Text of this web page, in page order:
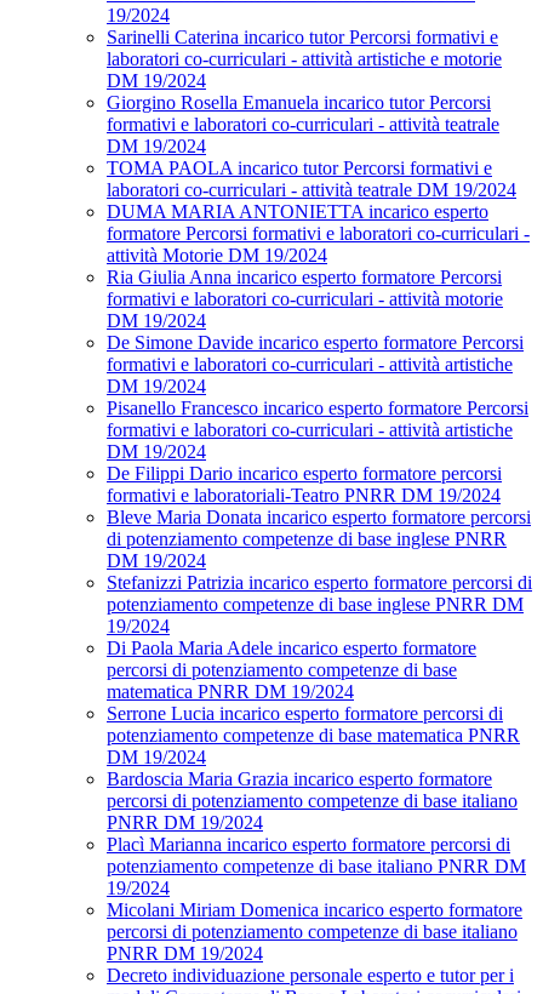
19/2024
Sarinelli Caterina incarico tutor Percorsi formativi e
laboratori co-curriculari - attività artistiche e motorie
DM 19/2024
Giorgino Rosella Emanuela incarico tutor Percorsi
formativi e laboratori co-curriculari - attività teatrale
DM 19/2024
TOMA PAOLA incarico tutor Percorsi formativi e
laboratori co-curriculari - attività teatrale DM 19/2024
DUMA MARIA ANTONIETTA incarico esperto
formatore Percorsi formativi e laboratori co-curriculari -
attività Motorie DM 19/2024
Ria Giulia Anna incarico esperto formatore Percorsi
formativi e laboratori co-curriculari - attività motorie
DM 19/2024
De Simone Davide incarico esperto formatore Percorsi
formativi e laboratori co-curriculari - attività artistiche
DM 19/2024
Pisanello Francesco incarico esperto formatore Percorsi
formativi e laboratori co-curriculari - attività artistiche
DM 19/2024
De Filippi Dario incarico esperto formatore percorsi
formativi e laboratoriali-Teatro PNRR DM 19/2024
Bleve Maria Donata incarico esperto formatore percorsi
di potenziamento competenze di base inglese PNRR
DM 19/2024
Stefanizzi Patrizia incarico esperto formatore percorsi di
potenziamento competenze di base inglese PNRR DM
19/2024
Di Paola Maria Adele incarico esperto formatore
percorsi di potenziamento competenze di base
matematica PNRR DM 19/2024
Serrone Lucia incarico esperto formatore percorsi di
potenziamento competenze di base matematica PNRR
DM 19/2024
Bardoscia Maria Grazia incarico esperto formatore
percorsi di potenziamento competenze di base italiano
PNRR DM 19/2024
Placì Marianna incarico esperto formatore percorsi di
potenziamento competenze di base italiano PNRR DM
19/2024
Micolani Miriam Domenica incarico esperto formatore
percorsi di potenziamento competenze di base italiano
PNRR DM 19/2024
Decreto individuazione personale esperto e tutor per i